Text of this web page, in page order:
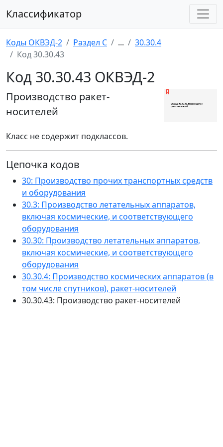
Классификатор
Коды ОКВЭД-2 Раздел C ...
30.30.4
Код 30.30.43
Код 30.30.43 ОКВЭД-2
Производство ракет-
носителей
Класс не содержит подклассов.
Цепочка кодов
30: Производство прочих транспортных средств
и оборудования
30.3: Производство летательных аппаратов,
включая космические, и соответствующего
оборудования
30.30: Производство летательных аппаратов,
включая космические, и соответствующего
оборудования
30.30.4: Производство космических аппаратов (в
том числе спутников), ракет-носителей
30.30.43: Производство ракет-носителей